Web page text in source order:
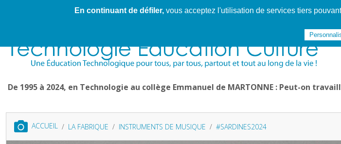
Cahier de textes patrickRICHARD Cahier de texte Websphère Les services
De 1995 à 2024, en Technologie au collège Emmanuel de MARTONNE : Peut-on
ACCUEIL LA FABRIQUE INSTRUMENTS DE MUSIQUE #SARDINES2024
En continuant de défiler,vous acceptez l'utilisation de services tiers